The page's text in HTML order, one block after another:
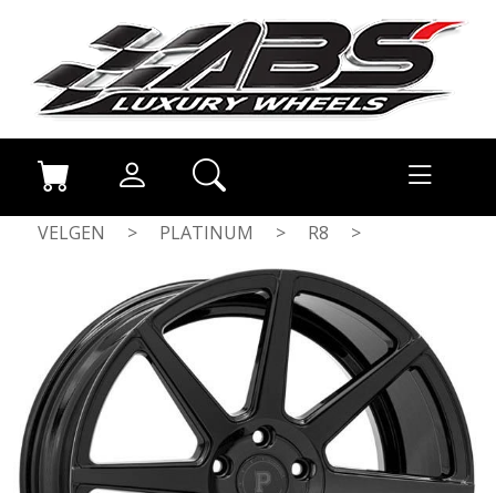
VELGEN > PLATINUM > R8
>